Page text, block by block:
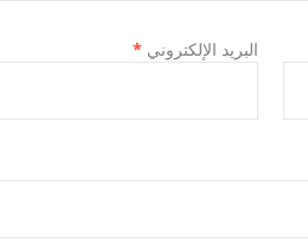
البريد الإلكتروني *